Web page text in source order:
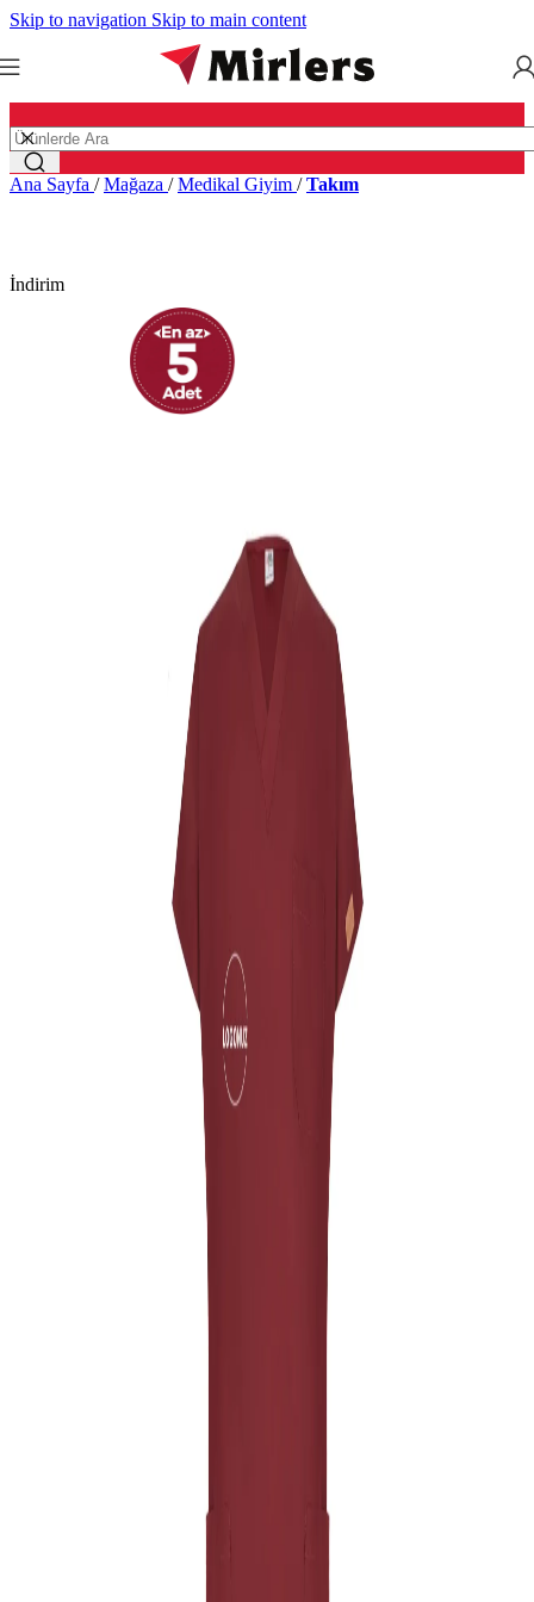
Skip to navigation Skip to main content
Ana Sayfa / Mağaza / Medikal Giyim / Takım
İndirim